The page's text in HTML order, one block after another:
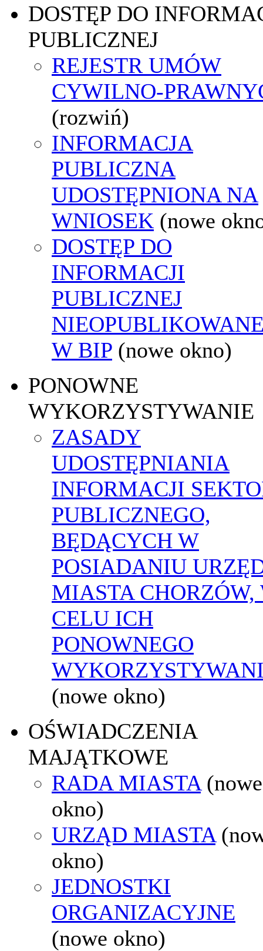
DOSTĘP DO
PUBLICZNEJ
REJESTR UMÓW
CYWILNO-
(rozwiń)
INFORMACJA
PUBLICZNA
UDOSTĘPNIONA NA
WNIOSEK (nowe
DOSTĘP DO
INFORMACJI
PUBLICZNEJ
W BIP (nowe okno)
PONOWNE
WYKORZYSTYWANIE
ZASADY
UDOSTĘPNIANIA
INFORMACJI
PUBLICZNEGO,
BĘDĄCYCH W
POSIADANIU
MIASTA CHORZÓW,
CELU ICH
PONOWNEGO
(nowe okno)
OŚWIADCZENIA
MAJĄTKOWE
RADA MIASTA (nowe
okno)
URZĄD MIASTA
okno)
JEDNOSTKI
ORGANIZACYJNE
(nowe okno)